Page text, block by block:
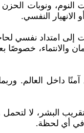
ونوبات الحزن
النفسي.
إلى امتداد نفسي
والانتماء، خصوصًا
داخل العالم.
البشر، لا لتحمل
في أي لحظة.